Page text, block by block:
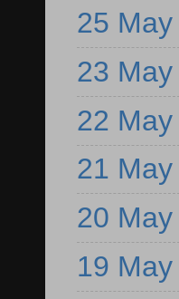
25 May
23 May
22 May
21 May
20 May
19 May